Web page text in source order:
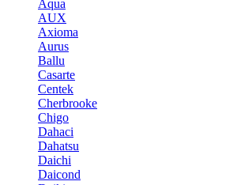
Aqua
AUX
Axioma
Aurus
Ballu
Casarte
Centek
Cherbrooke
Chigo
Dahaci
Dahatsu
Daichi
Daicond